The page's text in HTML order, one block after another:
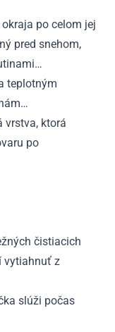
po celom jej
pred snehom,
teplotným
vrstva, ktorá
po
čistiacich
vytiahnuť z
slúži počas